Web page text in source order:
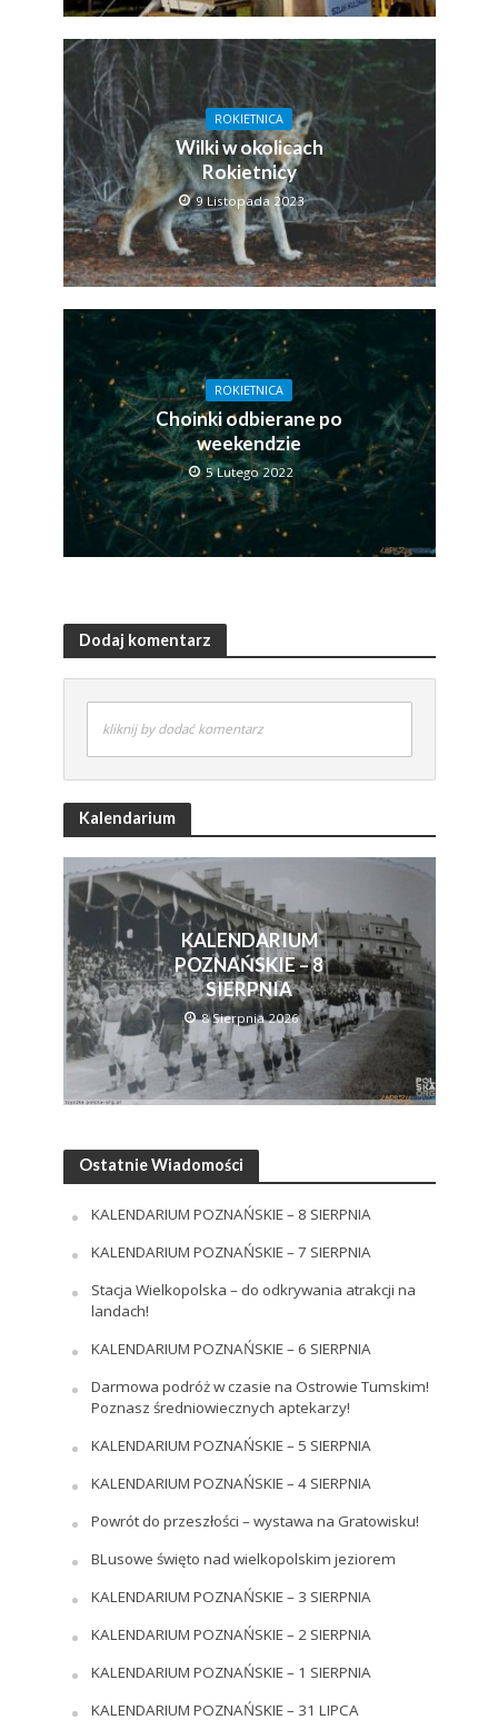
ROKIETNICA
Wilki w okolicach
Rokietnicy
9 Listopada 2023
ROKIETNICA
Choinki odbierane po
weekendzie
5 Lutego 2022
Dodaj komentarz
kliknij by dodać komentarz
Kalendarium
KALENDARIUM
POZNAŃSKIE – 8
SIERPNIA
8 Sierpnia 2026
Ostatnie Wiadomości
KALENDARIUM POZNAŃSKIE – 8 SIERPNIA
KALENDARIUM POZNAŃSKIE – 7 SIERPNIA
Stacja Wielkopolska – do odkrywania atrakcji na
landach!
KALENDARIUM POZNAŃSKIE – 6 SIERPNIA
Darmowa podróż w czasie na Ostrowie Tumskim!
Poznasz średniowiecznych aptekarzy!
KALENDARIUM POZNAŃSKIE – 5 SIERPNIA
KALENDARIUM POZNAŃSKIE – 4 SIERPNIA
Powrót do przeszłości – wystawa na Gratowisku!
BLusowe święto nad wielkopolskim jeziorem
KALENDARIUM POZNAŃSKIE – 3 SIERPNIA
KALENDARIUM POZNAŃSKIE – 2 SIERPNIA
KALENDARIUM POZNAŃSKIE – 1 SIERPNIA
KALENDARIUM POZNAŃSKIE – 31 LIPCA